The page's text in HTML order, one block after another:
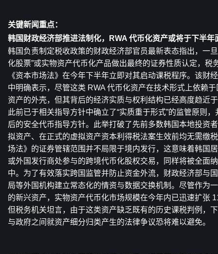
关键新闻重点：
韩国财政经济部推进法制化，RWA 代币化资产或将于下半年
韩国负责制定税收政策的财政经济部官员最新表态指出，一
化股票”或实物资产代币化产品做出最终的证券性质认定，税
《资本市场法》在今年下半年立即对其启动课税程序。该财
中明确表示，尽管这类 RWA 代币化资产在技术形式上依赖
资产的外壳，但其背后的经济实质与权利结构已经高度趋近
此前已于相关指导方针中确立了“实质重于形式”的监管原则
后的安全代币指导方针。此举打破了先前多数韩国本地投资
拟资产、在正式的虚拟资产资本利得税法案生效前均无需缴
场法》的证券管辖范围并不局限于境内发行，这意味着韩国
或外国发行商处参与的跨境代币化股权交易，同样将被全面
中。为了有效落实跨国监管并防止资金外流，财政经济部与
局等外国机构建立常态化的情资与数据交换机制。尽管作为
的新兴资产，实物资产代币化市场规模在今年内已迅速扩张
但税务机关坦言，由于这类资产缺乏既有的历史课税判例，
与政府之间就资产细分归类产生的法律争议恐将难以避免。